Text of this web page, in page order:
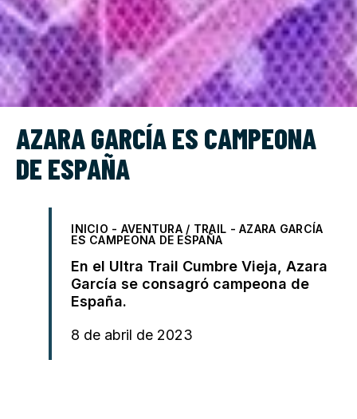
AZARA GARCÍA ES CAMPEONA
DE ESPAÑA
INICIO - AVENTURA / TRAIL -AZARA GARCÍA
ES CAMPEONA DE ESPAÑA
En el Ultra Trail Cumbre Vieja, Azara
García se consagró campeona de
España.
8 de abril de 2023